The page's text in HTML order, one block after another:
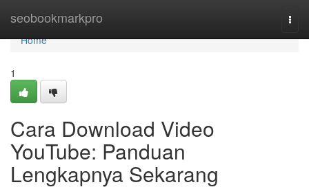
seobookmarkpro
Home
Home
1
Cara Download Video
YouTube: Panduan
Lengkapnya Sekarang